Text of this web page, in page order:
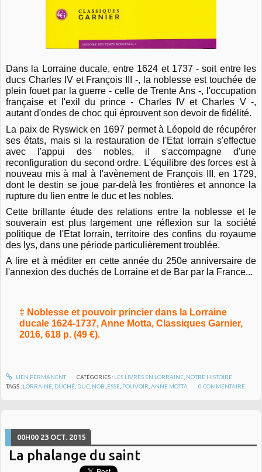
Dans la Lorraine ducale, entre 1624 et 1737 - soit entre les
ducs Charles IV et François III -, la noblesse est touchée de
plein fouet par la guerre - celle de Trente Ans -, l'occupation
française et l'exil du prince - Charles IV et Charles V -,
autant d'ondes de choc qui éprouvent son devoir de fidélité.
La paix de Ryswick en 1697 permet à Léopold de récupérer
ses états, mais si la restauration de l'Etat lorrain s'effectue
avec l'appui des nobles, il s'accompagne d'une
reconfiguration du second ordre. L'équilibre des forces est à
nouveau mis à mal à l'avènement de François III, en 1729,
dont le destin se joue par-delà les frontières et annonce la
rupture du lien entre le duc et les nobles.
Cette brillante étude des relations entre la noblesse et le
souverain est plus largement une réflexion sur la société
politique de l'Etat lorrain, territoire des confins du royaume
des lys, dans une période particulièrement troublée.
A lire et à méditer en cette année du 250e anniversaire de
l'annexion des duchés de Lorraine et de Bar par la France...
‡ Noblesse et pouvoir princier dans la Lorraine
ducale 1624-1737, Anne Motta, Classiques Garnier,
2016, 618 p. (49 €).
LIEN PERMANENT CATÉGORIES : LES LIVRES EN LORRAINE, NOTRE HISTOIRE
TAGS : LORRAINE DUCHÉ DUC NOBLESSE POUVOIR ,ANNE MOTTA 0 COMMENTAIRE
00H00 23 OCT. 2015
La phalange du saint